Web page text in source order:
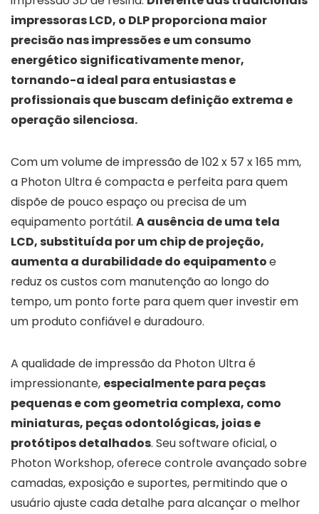
impressoras LCD, o DLP proporciona maior
precisão nas impressões e um consumo
energético significativamente menor,
tornando-a ideal para entusiastas e
profissionais que buscam definição extrema e
operação silenciosa.
Com um volume de impressão de 102 x 57 x 165 mm,
a Photon Ultra é compacta e perfeita para quem
dispõe de pouco espaço ou precisa de um
equipamento portátil. A ausência de uma tela
LCD, substituída por um chip de projeção,
aumenta a durabilidade do equipamentoe
reduz os custos com manutenção ao longo do
tempo, um ponto forte para quem quer investir em
um produto confiável e duradouro.
A qualidade de impressão da Photon Ultra é
impressionante, especialmente para peças
pequenas e com geometria complexa, como
miniaturas, peças odontológicas, joias e
protótipos detalhados. Seu software oficial, o
Photon Workshop, oferece controle avançado sobre
camadas, exposição e suportes, permitindo que o
usuário ajuste cada detalhe para alcançar o melhor